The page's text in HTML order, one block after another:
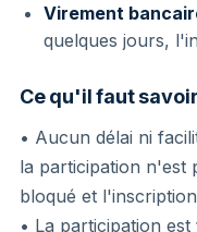
Virement
quelques jours,
Ce qu'il faut savoir
• Aucun délai ni
la participation n'est
bloqué et
• La participation est